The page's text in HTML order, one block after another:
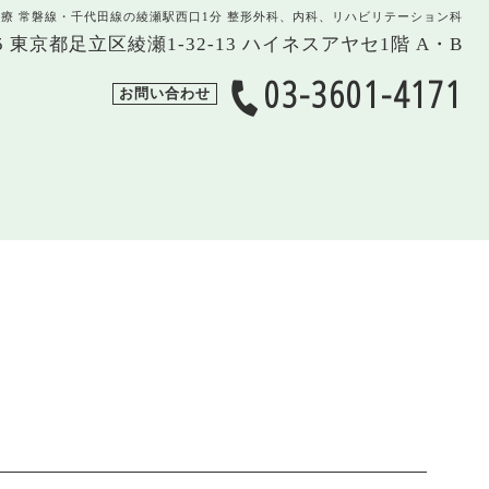
常磐線・千代田線の綾瀬駅西口1分 整形外科、内科、リハビリテーション科
東京都足立区綾瀬1-32-13 ハイネスアヤセ1階 A・B
お問い合わせ 03-3601-4171